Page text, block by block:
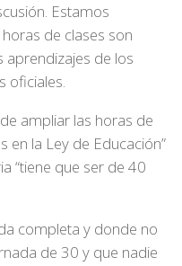
Estamos
de clases son
de los
oficiales.
ampliar las horas de
en la Ley de Educación”
“tiene que ser de 40
completa y donde no
de 30 y que nadie